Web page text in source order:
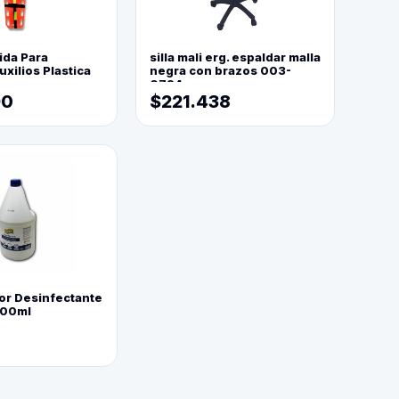
Para
Plastica
silla mali erg. espaldar malla
negra con brazos 003-
0794
$221.438
Desinfectante